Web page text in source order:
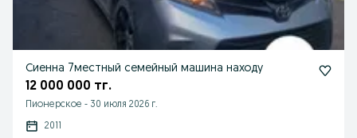
Сиенна 7местный семейный машина находу
12 000 000 тг.
Пионерское - 30 июля 2026 г.
2011